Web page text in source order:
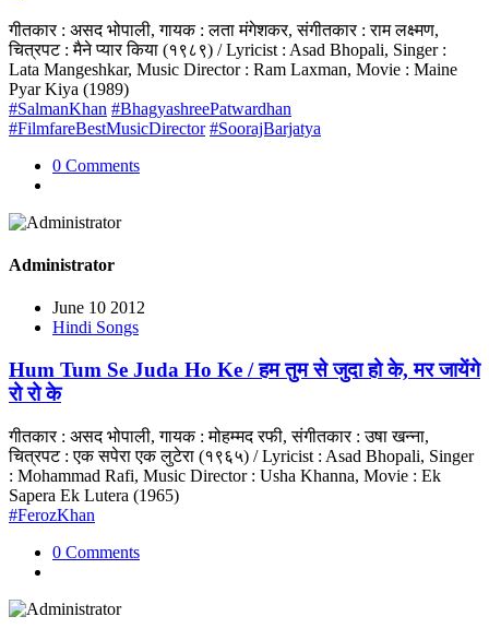
गीतकार : असद भोपाली, गायक : लता मंगेशकर, संगीतकार : राम लक्ष्मण,
चित्रपट : मैने प्यार किया (१९८९) / Lyricist : Asad Bhopali, Singer :
Lata Mangeshkar, Music Director : Ram Laxman, Movie : Maine
Pyar Kiya (1989)
#SalmanKhan #BhagyashreePatwardhan
#FilmfareBestMusicDirector #SoorajBarjatya
0 Comments
Administrator
June 10 2012
Hindi Songs
Hum Tum Se Juda Ho Ke / हम तुम से जुदा हो के, मर जायेंगे
रो रो के
गीतकार : असद भोपाली, गायक : मोहम्मद रफी, संगीतकार : उषा खन्ना,
चित्रपट : एक सपेरा एक लुटेरा (१९६५) / Lyricist : Asad Bhopali, Singer
: Mohammad Rafi, Music Director : Usha Khanna, Movie : Ek
Sapera Ek Lutera (1965)
#FerozKhan
0 Comments